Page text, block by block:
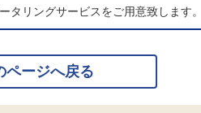
リングサービスをご用意致します
ページへ戻る